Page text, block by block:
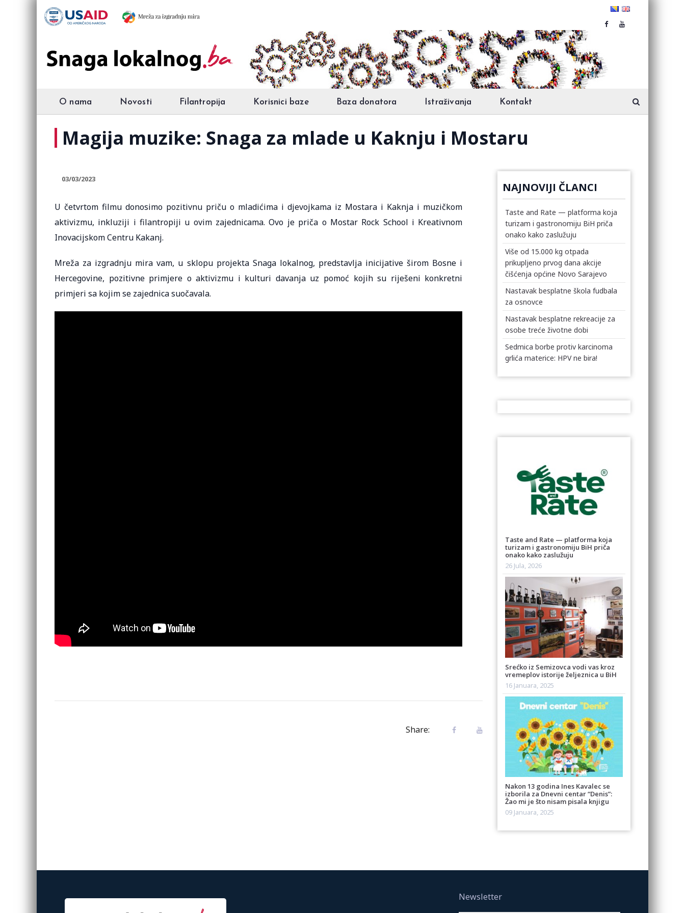
O nama Novosti Filantropija Korisnici baze Baza donatora Istraživanja Kontakt
Magija muzike: Snaga za mlade u Kaknju i Mostaru
03/03/2023
U četvrtom filmu donosimo pozitivnu priču o mladićima i djevojkama iz Mostara i Kaknja i muzičkom
aktivizmu, inkluziji i filantropiji u ovim zajednicama. Ovo je priča o Mostar Rock School i Kreativnom
Inovacijskom Centru Kakanj.
Mreža za izgradnju mira vam, u sklopu projekta Snaga lokalnog, predstavlja inicijative širom Bosne i
Hercegovine, pozitivne primjere o aktivizmu i kulturi davanja uz pomoć kojih su riješeni konkretni
primjeri sa kojim se zajednica suočavala.
Share:
NAJNOVIJI ČLANCI
Taste and Rate — platforma koja
turizam i gastronomiju BiH priča
onako kako zaslužuju
Više od 15.000 kg otpada
prikupljeno prvog dana akcije
čišćenja općine Novo Sarajevo
Nastavak besplatne škola fudbala
za osnovce
Nastavak besplatne rekreacije za
osobe treće životne dobi
Sedmica borbe protiv karcinoma
grlića materice: HPV ne bira!
Taste and Rate — platforma koja
turizam i gastronomiju BiH priča
onako kako zaslužuju
26 Jula, 2026
Srećko iz Semizovca vodi vas kroz
vremeplov istorije željeznica u BiH
16 Januara, 2025
Nakon 13 godina Ines Kavalec se
izborila za Dnevni centar “Denis”:
Žao mi je što nisam pisala knjigu
09 Januara, 2025
Newsletter